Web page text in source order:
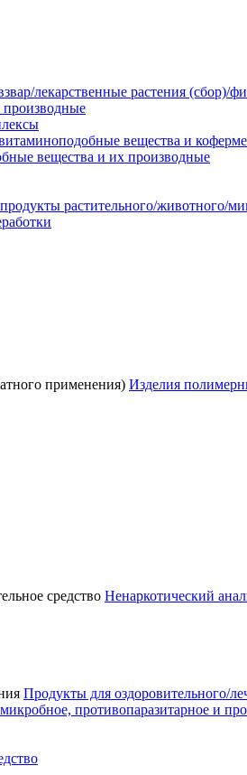
лекарственные растения (сбор)/
вещества и
вещества и их производные
растительного/животного/
Изделия
Ненаркотический
Продукты для оздоровительного/
противопаразитарное и